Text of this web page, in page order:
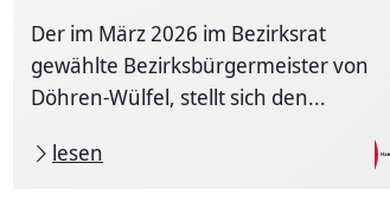
Der im März 2026 im Bezirksrat
gewählte Bezirksbürgermeister von
Döhren-Wülfel, stellt sich den...
lesen